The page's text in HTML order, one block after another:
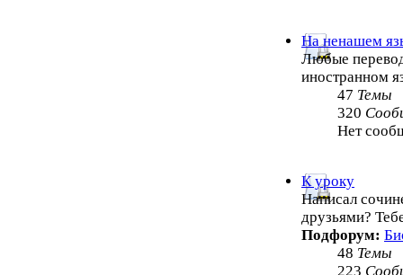
На ненашем
Любые
иностранном
47 Темы
320
Нет
К уроку
Написал
друзьями?
Подфорум:
48 Темы
223